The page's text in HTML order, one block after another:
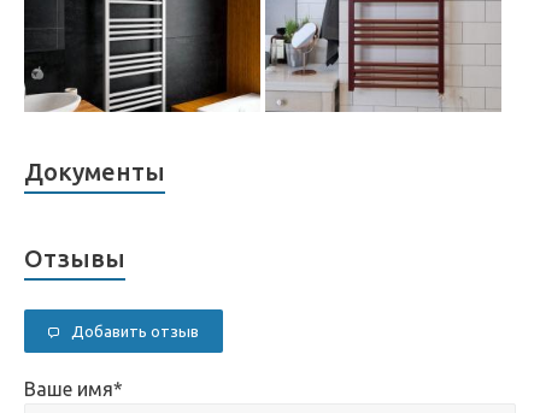
Документы
Отзывы
Добавить отзыв
Ваше имя*